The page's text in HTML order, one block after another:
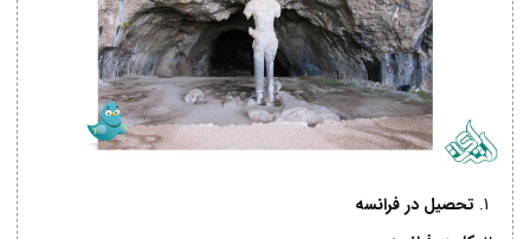
تحصیل در فرانسه